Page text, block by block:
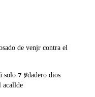
de venjr contra el
solo ⁊ ꝟdadero dios
acallde